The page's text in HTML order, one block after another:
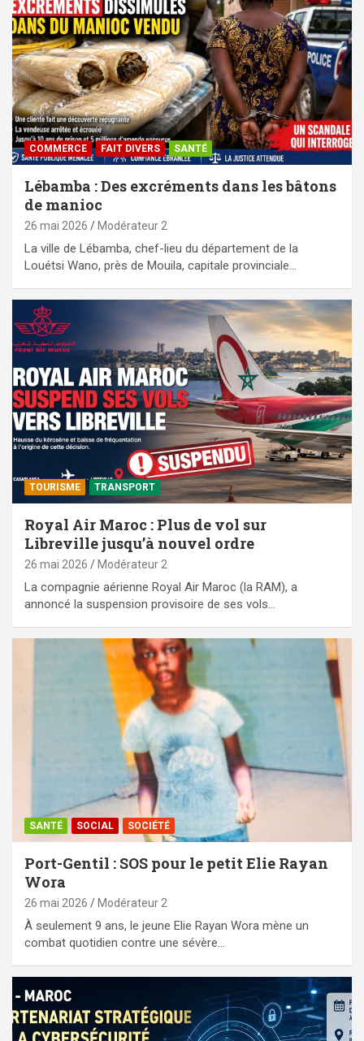
COMMERCE FAIT DIVERS SANTÉ
Lébamba : Des excréments dans les bâtons
de manioc
26 mai 2026 Modérateur 2
La ville de Lébamba, chef-lieu du département de la
Louétsi Wano, près de Mouila, capitale provinciale…
TOURISME TRANSPORT
Royal Air Maroc : Plus de vol sur
Libreville jusqu’à nouvel ordre
26 mai 2026 Modérateur 2
La compagnie aérienne Royal Air Maroc (la RAM), a
annoncé la suspension provisoire de ses vols…
SANTÉ SOCIAL SOCIÉTÉ
Port-Gentil : SOS pour le petit Elie Rayan
Wora
26 mai 2026 Modérateur 2
À seulement 9 ans, le jeune Elie Rayan Wora mène un
combat quotidien contre une sévère…